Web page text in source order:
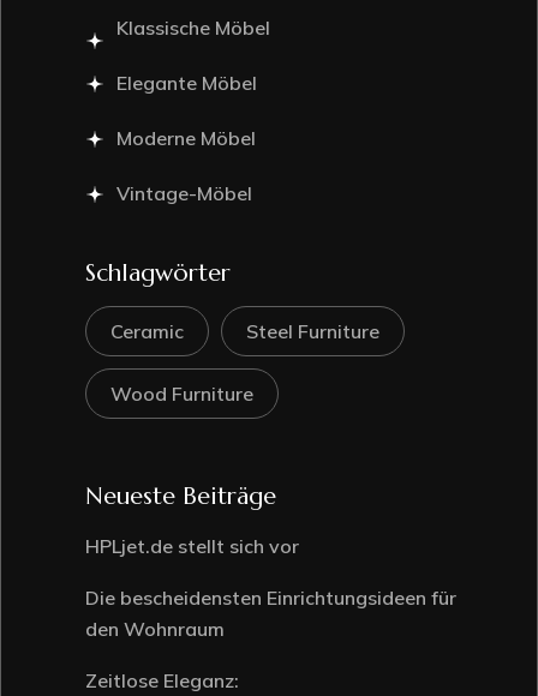
Klassische Möbel
Elegante Möbel
Moderne Möbel
Vintage-Möbel
Schlagwörter
Ceramic Steel Furniture
Wood Furniture
Neueste Beiträge
HPLjet.de stellt sich vor
Die bescheidensten Einrichtungsideen für
den Wohnraum
Zeitlose Eleganz: